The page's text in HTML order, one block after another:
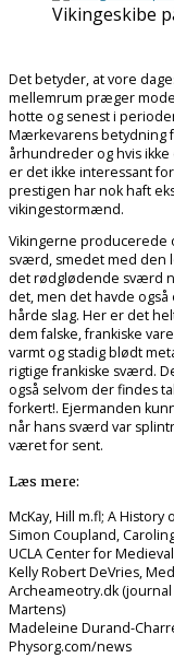
Vikingeskibe
Det betyder, at vore
mellemrum præger
hotte og senest i
Mærkevarens betydning
århundreder og hvis
er det ikke interessant
prestigen har nok haft
vikingestormænd.
Vikingerne producerede
sværd, smedet med den
det rødglødende sværd
det, men det havde
hårde slag. Her er det
dem falske, frankiske
varmt og stadig blødt
rigtige frankiske sværd.
også selvom der findes
forkert!. Ejermanden
når hans sværd var
været for sent.
Læs mere:
McKay, Hill m.fl; A
Simon Coupland,
UCLA Center for
Kelly Robert DeVries,
Archeameotry.dk
Martens)
Madeleine Durand-
Physorg.com/news